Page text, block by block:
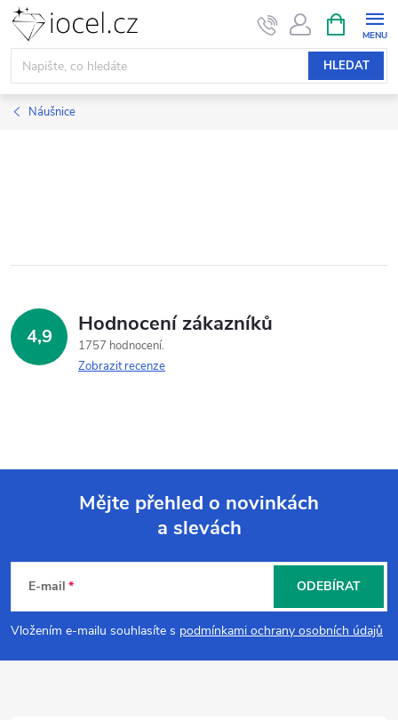
Přejít
obsah
HLEDAT
NÁKUPNÍ
KOŠÍK
Náušnice
4,9 Hodnocení zákazníků
1757 hodnocení
Zobrazit recenze
p
a
Mějte přehled o novinkách
a slevách
E-mail
Vložením e-mailu souhlasíte s podmínkami ochrany osobních údajů
ODEBÍRAT